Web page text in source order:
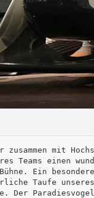
mit
Teams einen
Ein
Taufe unseres
Der